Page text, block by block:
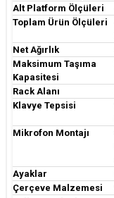
Alt Platform Ölçüleri
Toplam Ürün Ölçüleri
Net Ağırlık
Maksimum Taşıma
Kapasitesi
Rack Alanı
Klavye Tepsisi
Mikrofon Montajı
Ayaklar
Çerçeve Malzemesi